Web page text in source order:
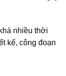
nhiều thời
kế, công đoạn